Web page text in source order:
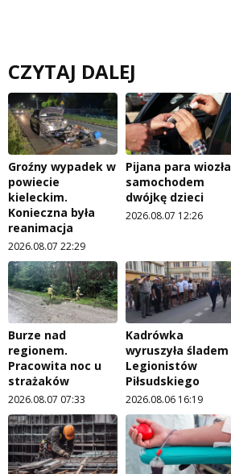
CZYTAJ DALEJ
Groźny wypadek w
powiecie
kieleckim.
Konieczna była
reanimacja
2026.08.07 22:29
Pijana para wiozła
samochodem
dwójkę dzieci
2026.08.07 12:26
Burze nad
regionem.
Pracowita noc u
strażaków
2026.08.07 07:33
Kadrówka
wyruszyła śladem
Legionistów
Piłsudskiego
2026.08.06 16:19